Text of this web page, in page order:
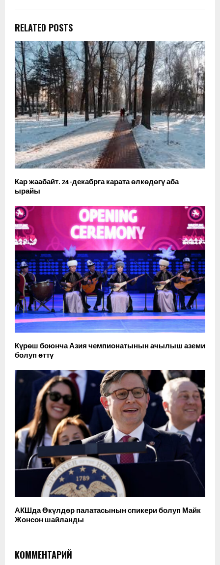
RELATED POSTS
Кар жаабайт. 24-декабрга карата өлкөдөгү аба
ырайы
Күрөш боюнча Азия чемпионатынын ачылыш аземи
болуп өттү
АКШда Өкүлдөр палатасынын спикери болуп Майк
Жонсон шайланды
КОММЕНТАРИЙ